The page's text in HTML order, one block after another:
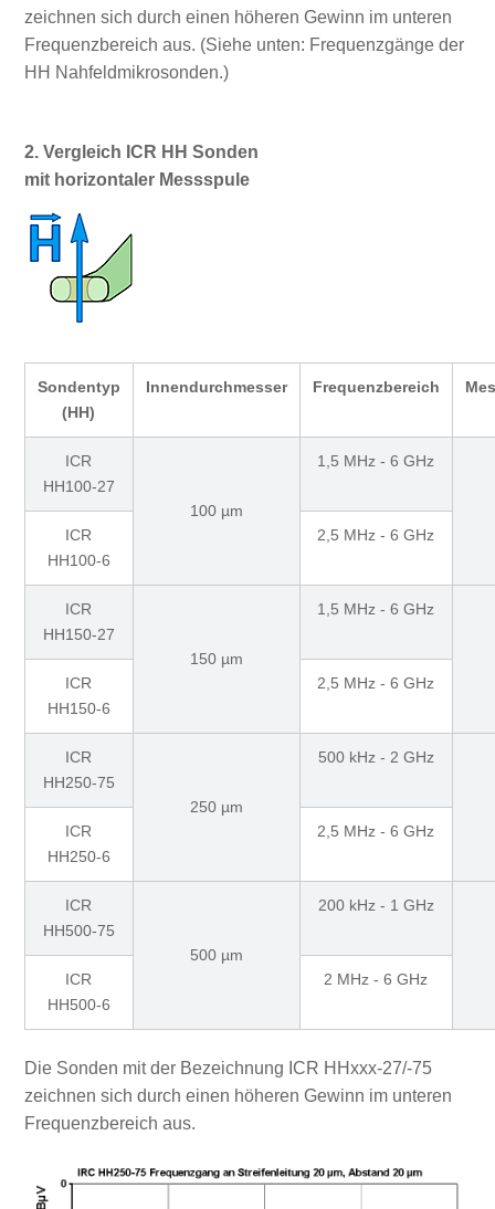
zeichnen sich durch einen höheren Gewinn im unteren
Frequenzbereich aus. (Siehe unten: Frequenzgänge der
HH Nahfeldmikrosonden.)
2. Vergleich ICR HH Sonden
mit horizontaler Messspule
Sondentyp
(HH)
Innendurchmesser Frequenzbereich
ICR
HH100-27
100 µm
1,5 MHz - 6 GHz
ICR
HH100-6
2,5 MHz - 6 GHz
ICR
HH150-27
150 µm
1,5 MHz - 6 GHz
ICR
HH150-6
2,5 MHz - 6 GHz
ICR
HH250-75
250 µm
500 kHz - 2 GHz
ICR
HH250-6
2,5 MHz - 6 GHz
ICR
HH500-75
500 µm
200 kHz - 1 GHz
ICR
HH500-6
2 MHz - 6 GHz
Die Sonden mit der Bezeichnung ICR HHxxx-27/-75
zeichnen sich durch einen höheren Gewinn im unteren
Frequenzbereich aus.